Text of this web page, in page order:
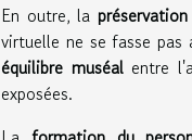
En outre, la
virtuelle ne se fasse
équilibre muséalentre
exposées.